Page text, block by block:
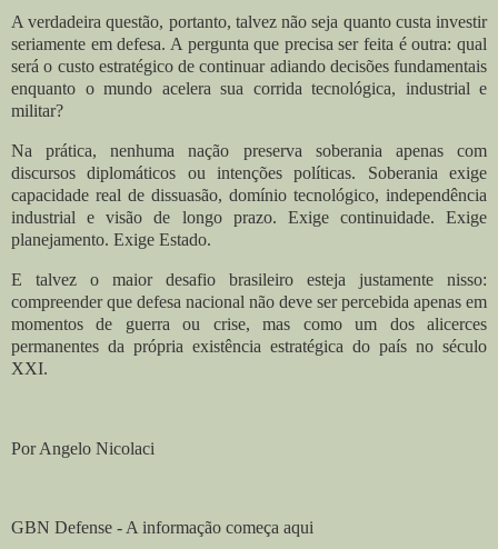
A verdadeira questão, portanto, talvez não seja quanto custa investir
seriamente em defesa. A pergunta que precisa ser feita é outra: qual
será o custo estratégico de continuar adiando decisões fundamentais
enquanto o mundo acelera sua corrida tecnológica, industrial e
militar?
Na prática, nenhuma nação preserva soberania apenas com
discursos diplomáticos ou intenções políticas. Soberania exige
capacidade real de dissuasão, domínio tecnológico, independência
industrial e visão de longo prazo. Exige continuidade. Exige
planejamento. Exige Estado.
E talvez o maior desafio brasileiro esteja justamente nisso:
compreender que defesa nacional não deve ser percebida apenas em
momentos de guerra ou crise, mas como um dos alicerces
permanentes da própria existência estratégica do país no século
XXI.
Por Angelo Nicolaci
GBN Defense - A informação começa aqui